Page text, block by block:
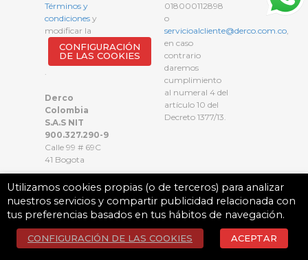
Términos y
condiciones y
modificar la
CONFIGURACIÓN
DE LAS COOKIES
.
Derco
Colombia
S.A.S NIT
900.327.290-9
Calle 99 # 69C
41 Bogota
018000112898
o
servicioalcliente@derco.com.co,
en caso
contrario
daremos
cumplimiento
al numeral 4 del
artículo 10 del
Decreto 1377/13.
Utilizamos cookies propias (o de terceros) para analizar
nuestros servicios y compartir publicidad relacionada con
tus preferencias basados en tus hábitos de navegación.
CONFIGURACIÓN DE LAS COOKIES ACEPTAR